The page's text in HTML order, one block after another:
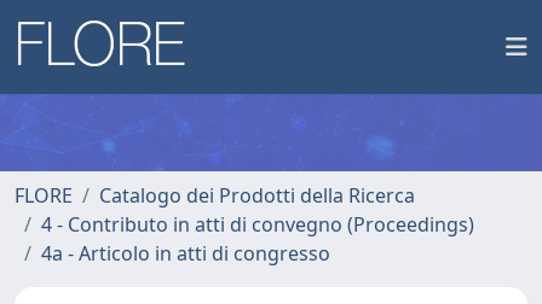
FLORE
Catalogo dei Prodotti della Ricerca
4 - Contributo in atti di convegno (Proceedings)
4a - Articolo in atti di congresso